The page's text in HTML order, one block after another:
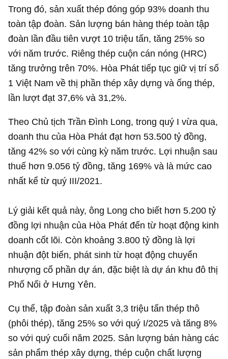
Trong đó, sản xuất thép đóng góp 93% doanh thu
toàn tập đoàn. Sản lượng bán hàng thép toàn tập
đoàn lần đầu tiên vượt 10 triệu tấn, tăng 25% so
với năm trước. Riêng thép cuộn cán nóng (HRC)
tăng trưởng trên 70%. Hòa Phát tiếp tục giữ vị trí số
1 Việt Nam về thị phần thép xây dựng và ống thép,
lần lượt đạt 37,6% và 31,2%.
Theo Chủ tịch Trần Đình Long, trong quý I vừa qua,
doanh thu của Hòa Phát đạt hơn53.500 tỷ đồng,
tăng 42% so với cùng kỳ năm trước. Lợi nhuận sau
thuế hơn9.056 tỷ đồng, tăng 169% và là mức cao
nhất kể từ quý III/2021.
Lý giải kết quả này, ông Long cho biết hơn5.200 tỷ
đồng lợi nhuận của Hòa Phát đến từ hoạt động kinh
doanh cốt lõi. Còn khoảng 3.800 tỷ đồng là lợi
nhuận đột biến, phát sinh từ hoạt động chuyển
nhượng cổ phần dự án, đặc biệt là dự án khu đô thị
Phố Nối ở Hưng Yên.
Cụ thể, tập đoàn sản xuất 3,3 triệu tấn thép thô
(phôi thép), tăng 25% so với quý I/2025 và tăng 8%
so với quý cuối năm 2025. Sản lượng bán hàng các
sản phẩm thép xây dựng, thép cuộn chất lượng